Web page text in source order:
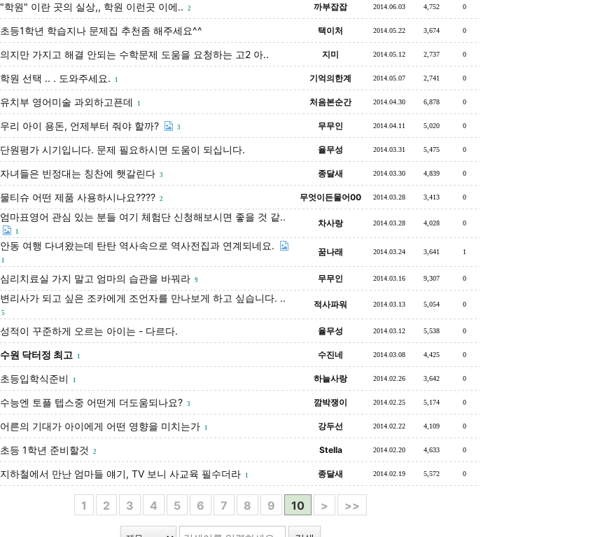
"학원" 이란 곳의 실상,, 학원 이런곳 이에.. 2 까부잡잡 2014.06.03 4,752 0
초등1학년 학습지나 문제집 추천좀 해주세요^^ 택이처 2014.05.22 3,674 0
의지만 가지고 해결 안되는 수학문제 도움을 요청하는 고2 아.. 지미 2014.05.12 2,737 0
학원 선택 .. . 도와주세요. 1 기억의한계 2014.05.07 2,741 0
유치부 영어미술 과외하고픈데 1 처음본순간 2014.04.30 6,878 0
우리 아이 용돈, 언제부터 줘야 할까? 3 무무인 2014.04.11 5,020 0
단원평가 시기입니다. 문제 필요하시면 도움이 되십니다. 율무성 2014.03.31 5,475 0
자녀들은 빈정대는 칭찬에 햇갈린다 3 종달새 2014.03.30 4,839 0
물티슈 어떤 제품 사용하시나요???? 2 무엇이든물어00 2014.03.28 3,413 0
엄마표영어 관심 있는 분들 여기 체험단 신청해보시면 좋을 것 같..
1
차사랑 2014.03.28 4,028 0
안동 여행 다녀왔는데 탄탄 역사속으로 역사전집과 연계되네요.
1
꿈나래 2014.03.24 3,641 1
심리치료실 가지 말고 엄마의 습관을 바꿔라 9 무무인 2014.03.16 9,307 0
변리사가 되고 싶은 조카에게 조언자를 만나보게 하고 싶습니다. ..
5
적사파워 2014.03.13 5,054 0
성적이 꾸준하게 오르는 아이는 - 다르다. 율무성 2014.03.12 5,538 0
수원 닥터정 최고 1 수진네 2014.03.08 4,425 0
초등입학식준비 1 하늘사랑 2014.02.26 3,642 0
수능엔 토플 텝스중 어떤게 더도움되나요? 3 깜박쟁이 2014.02.25 5,174 0
어른의 기대가 아이에게 어떤 영향을 미치는가 1 강두선 2014.02.22 4,109 0
초등 1학년 준비할것 2 Stella 2014.02.20 4,633 0
지하철에서 만난 엄마들 얘기, TV 보니 사교육 필수더라 1 종달새 2014.02.19 5,572 0
1 2 3 4 5 6 7 8 9 10 > >>